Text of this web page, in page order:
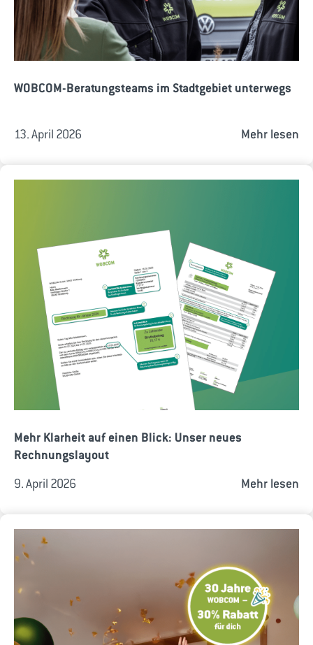
WOBCOM-Beratungsteams im Stadtgebiet unterwegs
13. April 2026 Mehr lesen
Mehr Klarheit auf einen Blick: Unser neues
Rechnungslayout
9. April 2026 Mehr lesen